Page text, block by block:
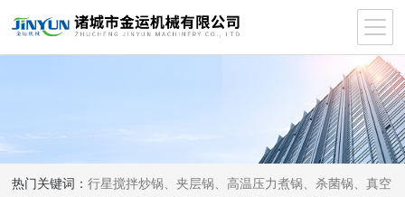
热门关键词：行星搅拌炒锅、夹层锅、高温压力煮锅、杀菌锅、真空